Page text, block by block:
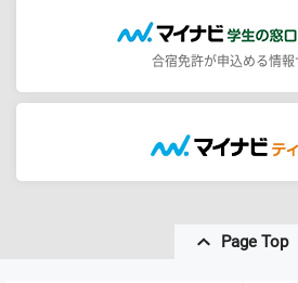
合宿免許が申込める情報
Page Top